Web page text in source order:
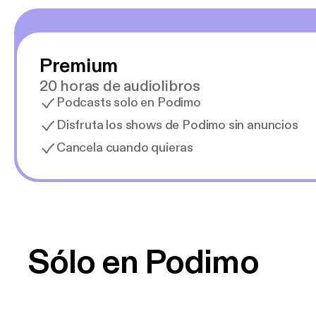
Premium
20 horas de audiolibros
Podcasts solo en Podimo
Disfruta los shows de Podimo sin anuncios
Cancela cuando quieras
Sólo en Podimo